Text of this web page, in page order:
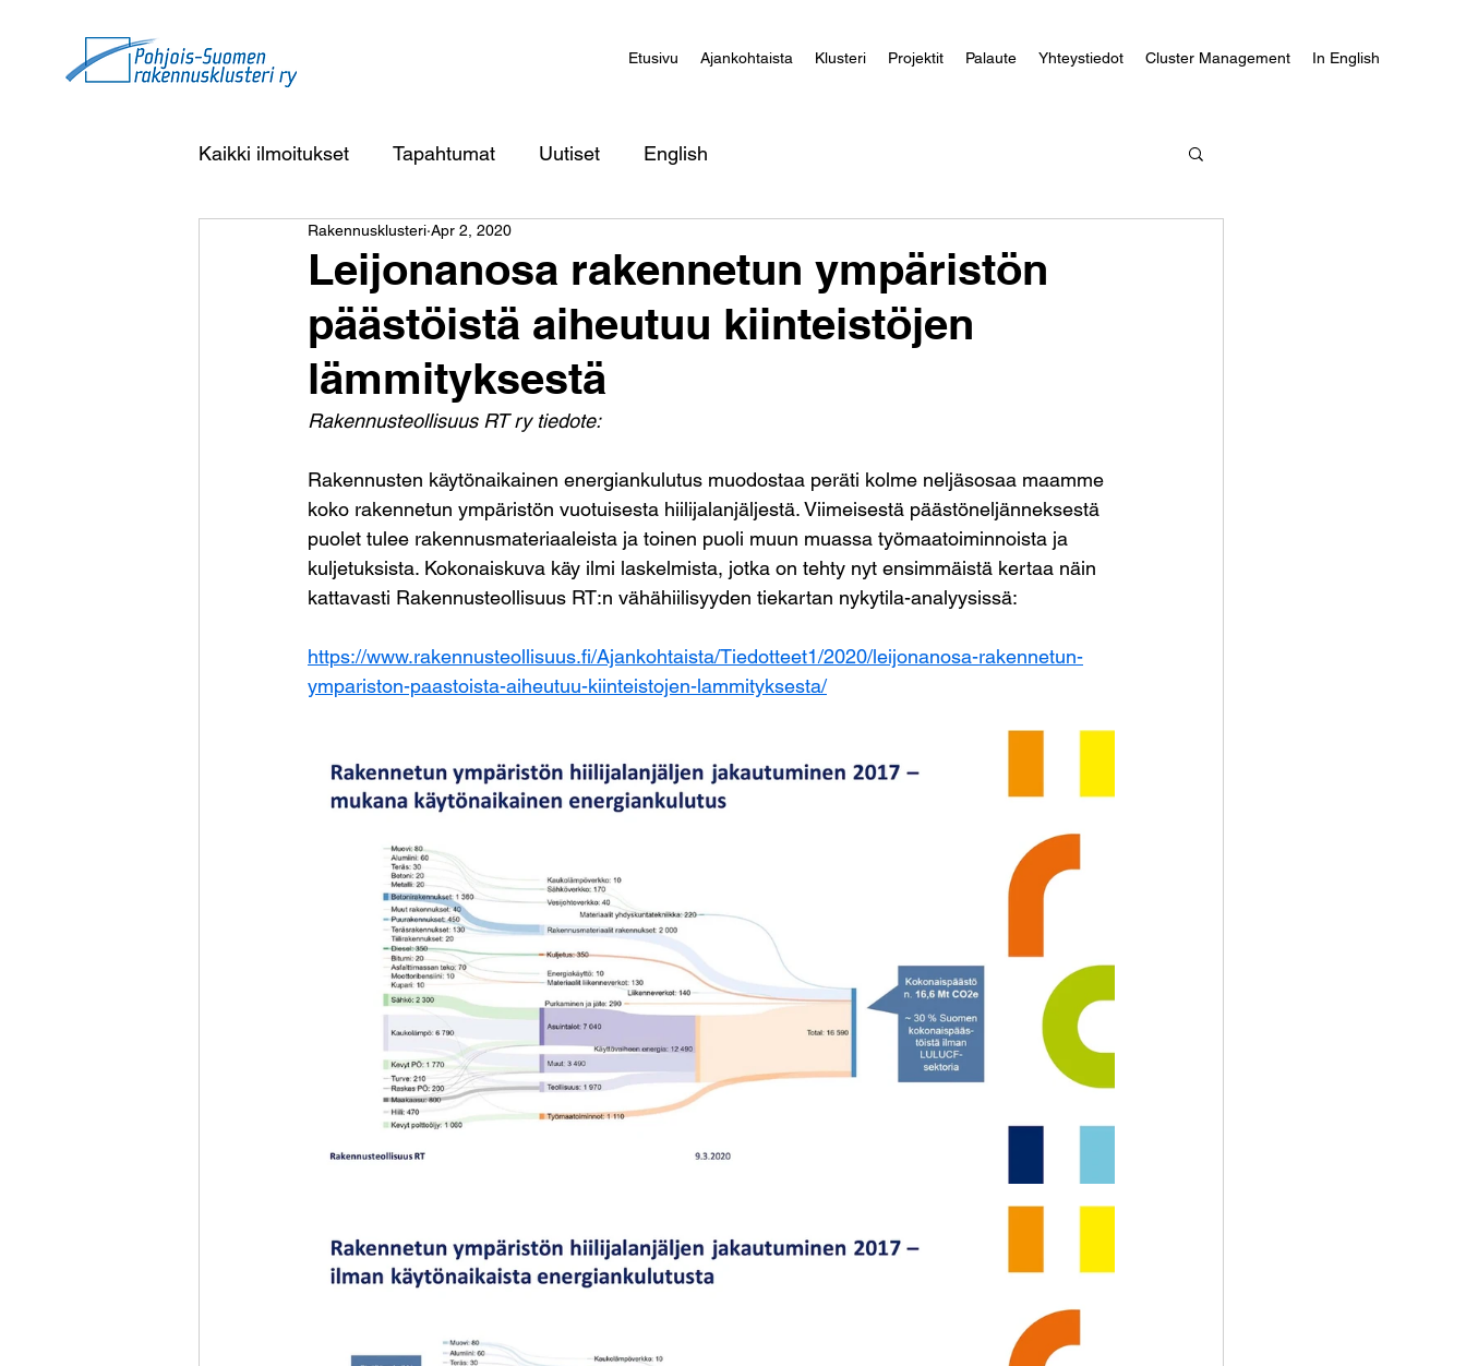
Etusivu Ajankohtaista Klusteri Projektit Palaute Yhteystiedot Cluster Management In English
Kaikki ilmoitukset Tapahtumat Uutiset English
Leijonanosa rakennetun ympäristön
päästöistä aiheutuu kiinteistöjen
lämmityksestä
Rakennusklusteri Apr 2, 2020
Rakennusteollisuus RT ry tiedote:
Rakennusten käytönaikainen energiankulutus muodostaa peräti kolme neljäsosaa maamme
koko rakennetun ympäristön vuotuisesta hiilijalanjäljestä. Viimeisestä päästöneljänneksestä
puolet tulee rakennusmateriaaleista ja toinen puoli muun muassa työmaatoiminnoista ja
kuljetuksista. Kokonaiskuva käy ilmi laskelmista, jotka on tehty nyt ensimmäistä kertaa näin
kattavasti Rakennusteollisuus RT:n vähähiilisyyden tiekartan nykytila-analyysissä:
https://www.rakennusteollisuus.fi/Ajankohtaista/Tiedotteet1/2020/leijonanosa-rakennetun-
ympariston-paastoista-aiheutuu-kiinteistojen-lammityksesta/